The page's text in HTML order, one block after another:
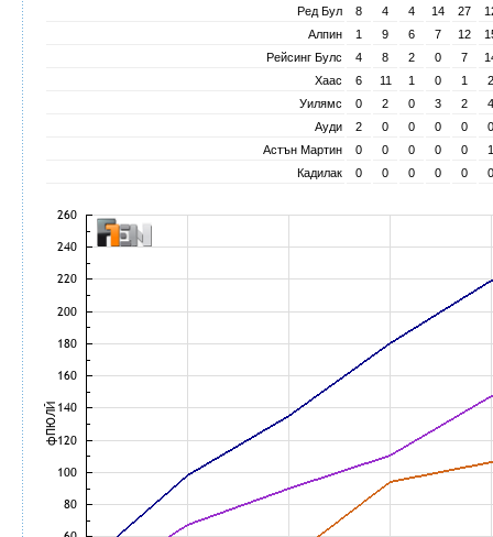
Ред Бул
8 4 4 14 27
Алпин
1 9 6 7 12
Рейсинг Булс
4 8 2 0 7
Хаас
6 11 1 0 1
2
Уилямс
0 2 0 3 2
4
Ауди
2 0 0 0 0
0
Астън Мартин
0 0 0 0 0
1
Кадилак
0 0 0 0 0 0